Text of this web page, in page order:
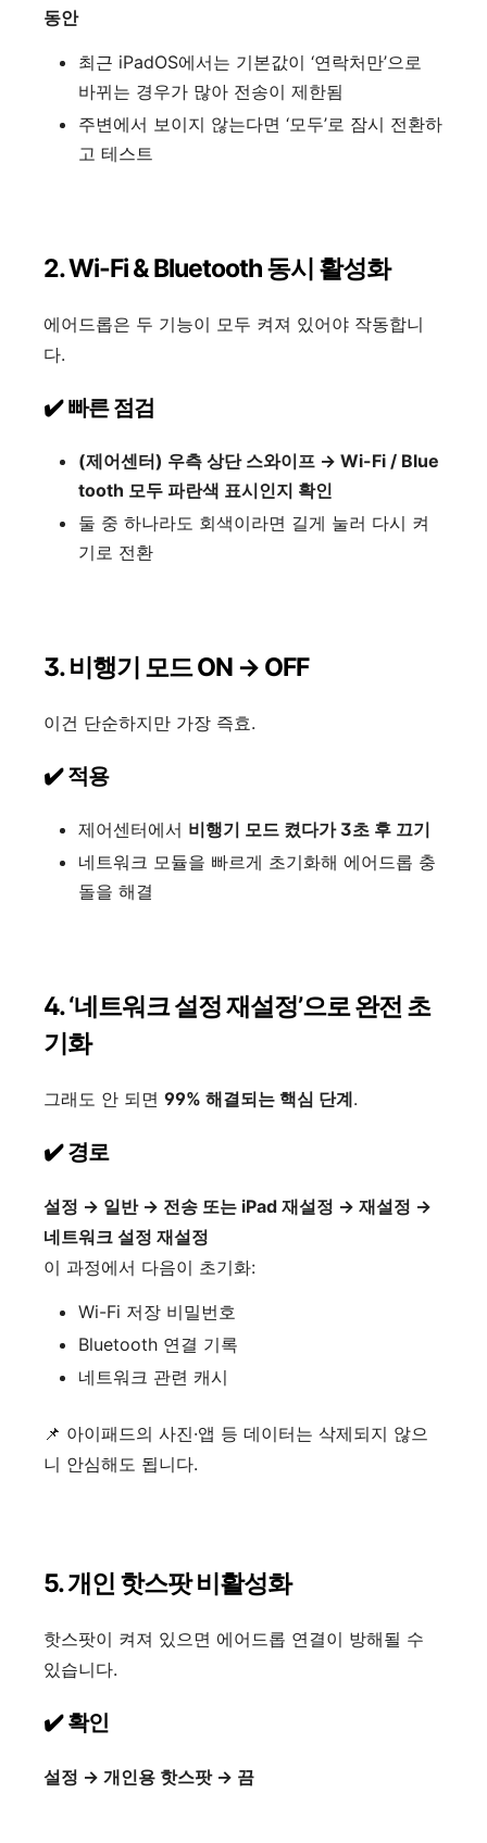
동안
최근 iPadOS에서는 기본값이 ‘연락처만’으로
바뀌는 경우가 많아 전송이 제한됨
주변에서 보이지 않는다면 ‘모두’로 잠시 전환하
고 테스트
2. Wi-Fi & Bluetooth 동시 활성화
에어드롭은 두 기능이 모두 켜져 있어야 작동합니
다.
✔️ 빠른 점검
(제어센터) 우측 상단 스와이프 → Wi-Fi / Blue
tooth 모두 파란색 표시인지 확인
둘 중 하나라도 회색이라면 길게 눌러 다시 켜
기로 전환
3. 비행기 모드 ON → OFF
이건 단순하지만 가장 즉효.
✔️ 적용
제어센터에서 비행기 모드 켰다가 3초 후 끄기
네트워크 모듈을 빠르게 초기화해 에어드롭 충
돌을 해결
4. ‘네트워크 설정 재설정’으로 완전 초
기화
그래도 안 되면 99% 해결되는 핵심 단계.
✔️ 경로
설정 → 일반 → 전송 또는 iPad 재설정 → 재설정 →
네트워크 설정 재설정
이 과정에서 다음이 초기화:
Wi-Fi 저장 비밀번호
Bluetooth 연결 기록
네트워크 관련 캐시
📌 아이패드의 사진·앱 등 데이터는 삭제되지 않으
니 안심해도 됩니다.
5. 개인 핫스팟 비활성화
핫스팟이 켜져 있으면 에어드롭 연결이 방해될 수
있습니다.
✔️ 확인
설정 → 개인용 핫스팟 → 끔